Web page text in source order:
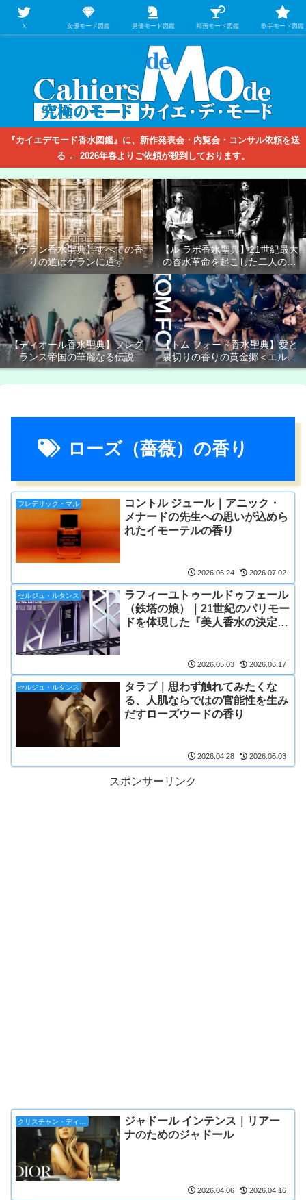
【映画/音楽の中のファッション＆香水】を徹底的に分析するファッション＆ア
パレル業界人のための学習サイト
『カイエデモード香水図鑑』に、新作発表会・内覧会・コンサル依頼を送
る ← 2026年春よりご依頼が殺到しております。
【ゲラン香水聖典】すべての香
りの道はゲランに通ず
【ル ラボ香水聖典】21世紀最大
の香水革命を起こした二人の男
たち
【ディオール香水聖典】フレグ
ランス帝国の華麗なる伝説
【トム フォード香水聖典】愛と
裏切りの香りの黄金郷＜エルド
ラド＞
ローズ（薔薇）の香り
フレデリック・マル
コントル ジュール｜アニック・
メナードの先生への思いが込めら
れたイモーテルの香り
2026.06.24 2026.07.02
セルジュ・ルタンス
ラフィーユトゥールドゥフェール
（鉄塔の娘）｜21世紀のパリモー
ドを体現した『美人香水の決定
2026.05.03 2026.06.17
セルジュ・ルタンス
タラブ｜思わず触れてみたくな
る、人肌ならではの官能性を生み
だすローズウードの香り
2026.04.28 2026.06.03
スポンサーリンク
ジャドール インテンス｜リアー
ナのためのジャドール
2026.04.06 2026.04.16
Ｘ 女優モード図鑑 男優モード図鑑 邦画モード図鑑 歌手モード図鑑